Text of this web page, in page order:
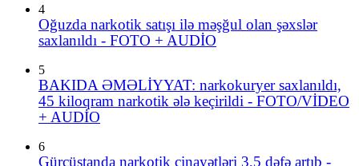
4
Oğuzda narkotik satışı ilə məşğul olan şəxslər
saxlanıldı - FOTO + AUDİO
5
BAKIDA ƏMƏLİYYAT: narkokuryer saxlanıldı,
45 kiloqram narkotik ələ keçirildi - FOTO/VİDEO
+ AUDİO
6
Gürcüstanda narkotik cinayətləri 3,5 dəfə artıb -